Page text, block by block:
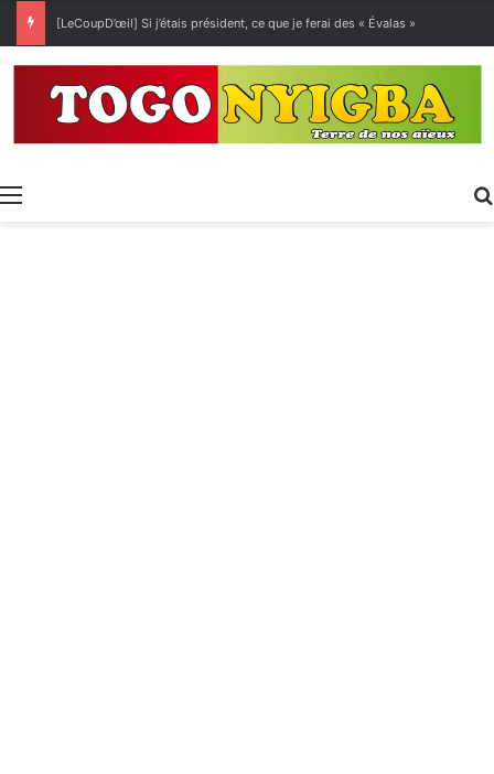
[LeCoupD’œil] Si j’étais président, ce que je ferai des « Évalas »
Menu